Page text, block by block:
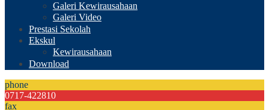
Galeri Kewirausahaan
Galeri Video
Prestasi Sekolah
Ekskul
Kewirausahaan
Download
phone
0717-422810
fax